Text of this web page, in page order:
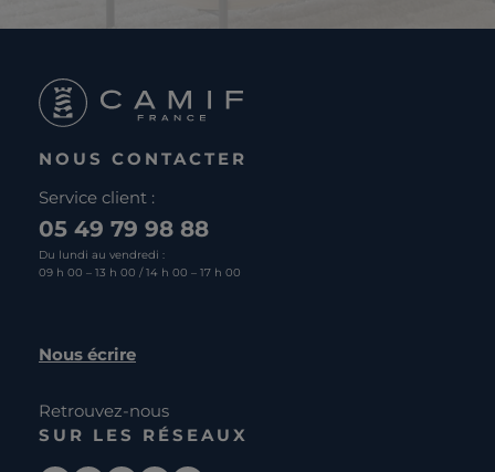
NOUS CONTACTER
Service client :
05 49 79 98 88
Du lundi au vendredi :
09 h 00 – 13 h 00 / 14 h 00 – 17 h 00
Nous écrire
Retrouvez-nous
SUR LES RÉSEAUX